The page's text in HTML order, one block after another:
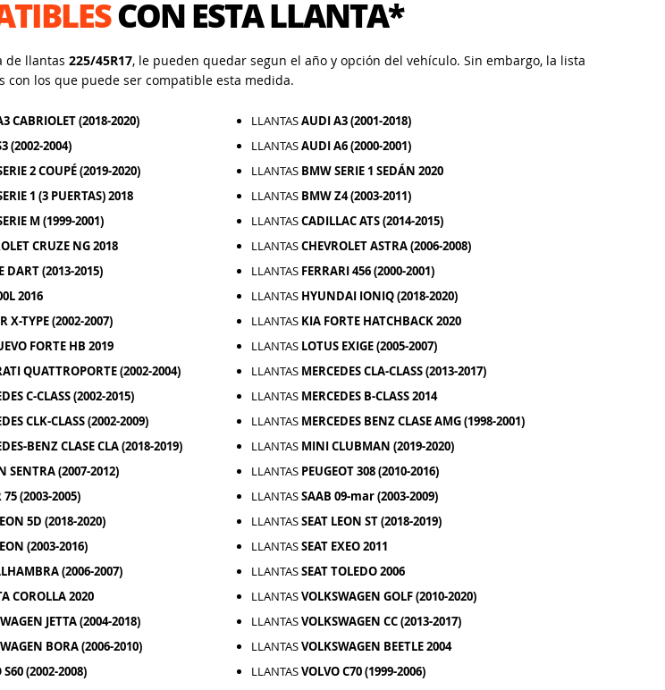
CON ESTA LLANTA*
de llantas 225/45R17, le pueden quedar segun el año y opción del vehículo. Sin embargo, la lista
con los que puede ser compatible esta medida.
CABRIOLET (2018-2020) LLANTASAUDI A3 (2001-2018)
(2002-2004) LLANTASAUDI A6 (2000-2001)
2 COUPÉ (2019-2020) LLANTAS BMW SERIE 1 SEDÁN 2020
1 (3 PUERTAS) 2018 LLANTAS BMW Z4 (2003-2011)
M (1999-2001) LLANTASCADILLAC ATS (2014-2015)
CRUZE NG 2018 LLANTASCHEVROLET ASTRA (2006-2008)
DART (2013-2015) LLANTAS FERRARI 456 (2000-2001)
2016 LLANTAS HYUNDAI IONIQ (2018-2020)
X-TYPE (2002-2007) LLANTAS KIA FORTE HATCHBACK 2020
FORTE HB 2019 LLANTAS LOTUS EXIGE (2005-2007)
QUATTROPORTE (2002-2004) LLANTAS MERCEDES CLA-CLASS (2013-2017)
C-CLASS (2002-2015) LLANTAS MERCEDES B-CLASS 2014
CLK-CLASS (2002-2009) LLANTAS MERCEDES BENZ CLASE AMG (1998-2001)
BENZ CLASE CLA (2018-2019) LLANTAS MINI CLUBMAN (2019-2020)
SENTRA (2007-2012) LLANTAS PEUGEOT 308 (2010-2016)
75 (2003-2005) LLANTASSAAB 09-mar (2003-2009)
5D (2018-2020) LLANTASSEAT LEON ST (2018-2019)
(2003-2016) LLANTASSEAT EXEO 2011
(2006-2007) LLANTASSEAT TOLEDO 2006
COROLLA 2020 LLANTASVOLKSWAGEN GOLF (2010-2020)
JETTA (2004-2018) LLANTASVOLKSWAGEN CC (2013-2017)
BORA (2006-2010) LLANTASVOLKSWAGEN BEETLE 2004
S60 (2002-2008) LLANTASVOLVO C70 (1999-2006)